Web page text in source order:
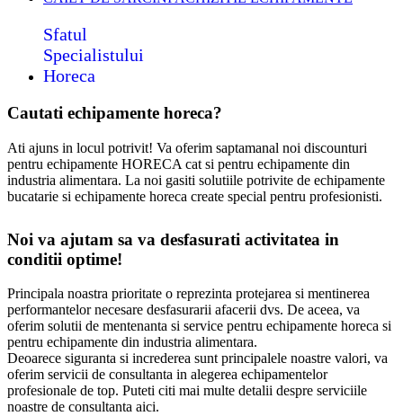
Sfatul
Specialistului
Horeca
Cautati echipamente horeca?
Ati ajuns in locul potrivit! Va oferim saptamanal noi discounturi
pentru echipamente HORECA cat si pentru echipamente din
industria alimentara. La noi gasiti solutiile potrivite de echipamente
bucatarie si echipamente horeca create special pentru profesionisti.
Noi va ajutam sa va desfasurati activitatea in
conditii optime!
Principala noastra prioritate o reprezinta protejarea si mentinerea
performantelor necesare desfasurarii afacerii dvs. De aceea, va
oferim solutii de mentenanta si service pentru echipamente horeca si
pentru echipamente din industria alimentara.
Deoarece siguranta si increderea sunt principalele noastre valori, va
oferim servicii de consultanta in alegerea echipamentelor
profesionale de top. Puteti citi mai multe detalii despre serviciile
noastre de consultanta aici.